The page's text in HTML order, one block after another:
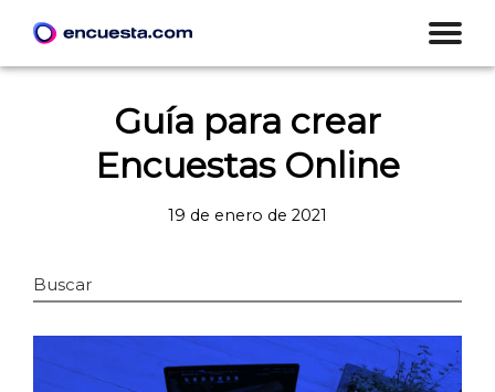
Guía para crear
Encuestas Online
19 de enero de 2021
Buscar